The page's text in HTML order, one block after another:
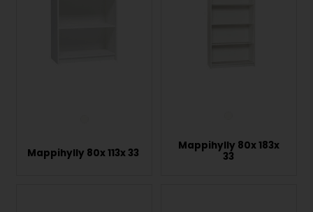
Mappihylly 80x 113x 33
Mappihylly 80x 183x
33